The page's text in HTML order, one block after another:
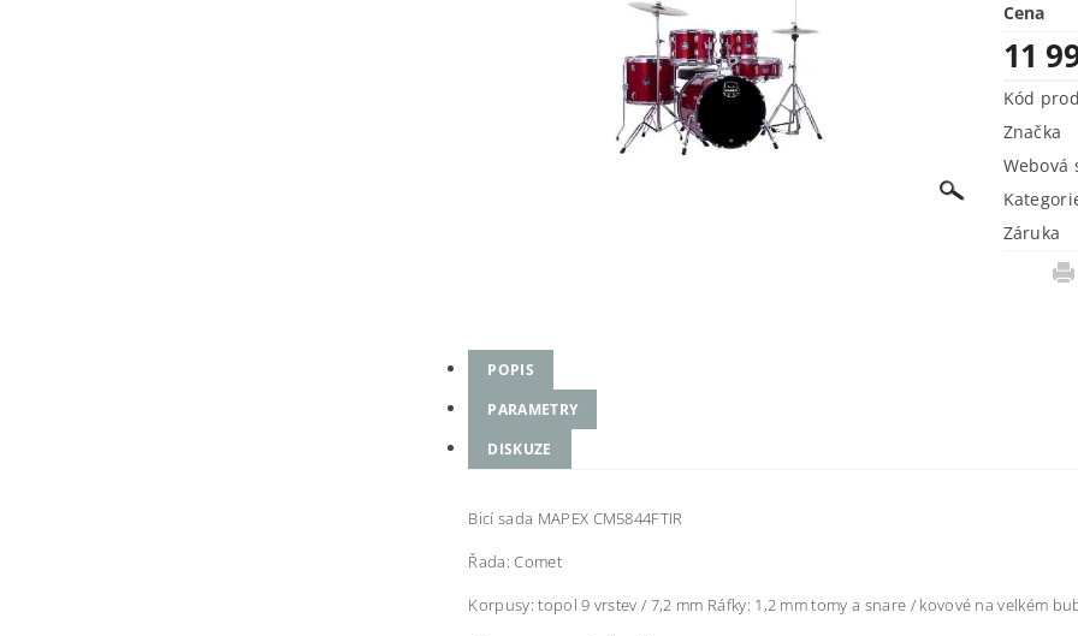
Cena
11
Kód
Značka
Webová
Záruka
POPIS
PARAMETRY
DISKUZE
Bicí sada MAPEX CM5844FTIR
Řada: Comet
Korpusy: topol 9 vrstev / 7,2 mm Ráfky: 1,2 mm tomy a snare / kovové na velkém